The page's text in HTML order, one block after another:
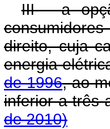
III - a
direito, cuja
energia
de 1996, ao
inferior
de 2010)